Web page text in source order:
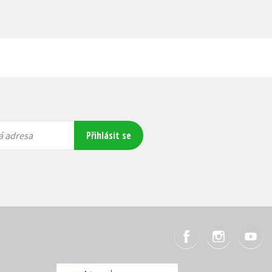
adresa Přihlásit se